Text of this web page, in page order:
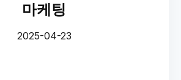
마케팅
2025-04-23